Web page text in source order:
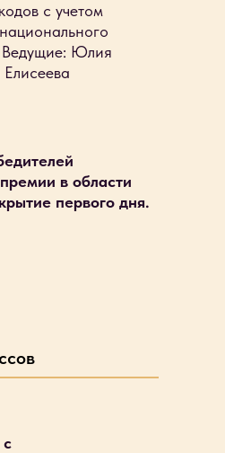
с учетом
Ведущие: Юлия
в области
первого дня.